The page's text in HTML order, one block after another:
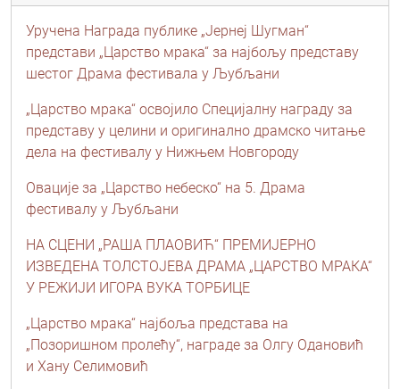
Уручена Награда публике „Јернеј Шугман“
представи „Царство мрака“ за најбољу представу
шестог Драма фестивала у Љубљани
„Царство мрака“ освојило Специјалну награду за
представу у целини и оригинално драмско читање
дела на фестивалу у Нижњем Новгороду
Овације за „Царство небеско“ на 5. Драма
фестивалу у Љубљани
НА СЦЕНИ „РАША ПЛАОВИЋ“ ПРЕМИЈЕРНО
ИЗВЕДЕНА ТОЛСТОЈЕВА ДРАМА „ЦАРСТВО МРАКА“
У РЕЖИЈИ ИГОРА ВУКА ТОРБИЦЕ
„Царство мрака“ најбоља представа на
„Позоришном пролећу“, награде за Олгу Одановић
и Хану Селимовић